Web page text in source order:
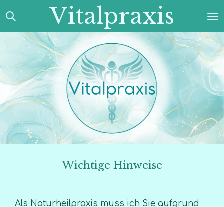
Zum
Hauptinhalt
springen
Vitalpraxis
Wichtige Hinweise
Als Naturheilpraxis muss ich Sie aufgrund